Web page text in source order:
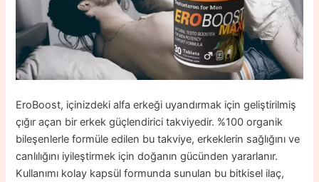
EroBoost, içinizdeki alfa erkeği uyandırmak için geliştirilmiş
çığır açan bir erkek güçlendirici takviyedir. %100 organik
bileşenlerle formüle edilen bu takviye, erkeklerin sağlığını ve
canlılığını iyileştirmek için doğanın gücünden yararlanır.
Kullanımı kolay kapsül formunda sunulan bu bitkisel ilaç,